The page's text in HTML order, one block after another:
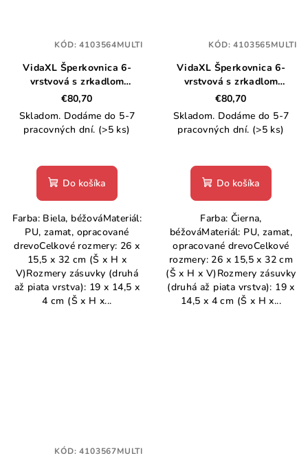
VidaXL Šperkovnica 6-
vrstvová s zrkadlom
uzamykateľné biela
€80,70
Skladom. Dodáme do 5-7
pracovných dní. (>5 ks)
Do košíka
Farba: Biela, béžováMateriál:
PU, zamat, opracované
drevoCelkové rozmery: 26 x
15,5 x 32 cm (Š x H x
V)Rozmery zásuvky (druhá
až piata vrstva): 19 x 14,5 x
4 cm (Š x H x...
KÓD:4103564MULTI
VidaXL Šperkovnica 6-
vrstvová s zrkadlom
uzamykateľné čierna
€80,70
Skladom. Dodáme do 5-7
pracovných dní. (>5 ks)
Do košíka
Farba: Čierna,
béžováMateriál: PU, zamat,
opracované drevoCelkové
rozmery: 26 x 15,5 x 32 cm
(Š x H x V)Rozmery zásuvky
(druhá až piata vrstva): 19 x
14,5 x 4 cm (Š x H x...
KÓD:4103565MULTI
KÓD:4103567MULTI